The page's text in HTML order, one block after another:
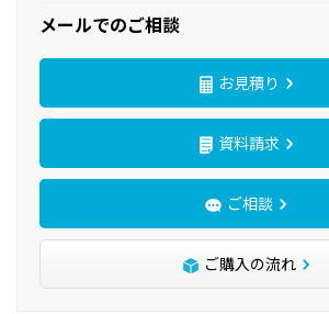
メールでのご相談
お見積り
資料請求
ご相談
ご購入の流れ